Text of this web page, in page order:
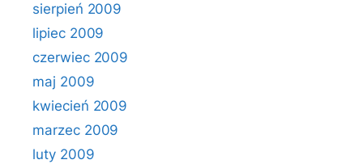
sierpień 2009
lipiec 2009
czerwiec 2009
maj 2009
kwiecień 2009
marzec 2009
luty 2009